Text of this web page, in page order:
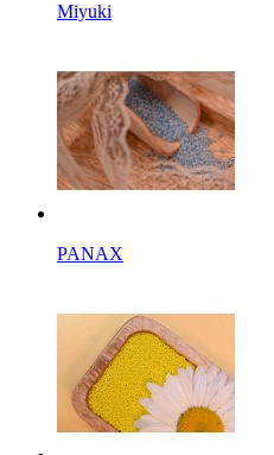
Miyuki
PANAX